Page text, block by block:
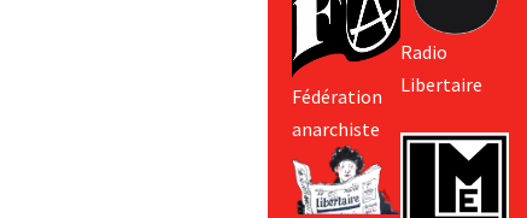
Fédération
anarchiste
Radio
Libertaire